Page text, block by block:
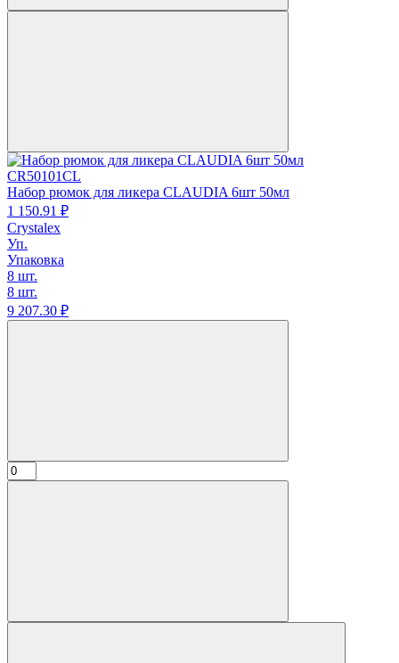
CR50101CL
Набор рюмок для ликера CLAUDIA 6шт 50мл
1 150.91 ₽
Crystalex
Уп.
Упаковка
8 шт.
8 шт.
9 207.30 ₽